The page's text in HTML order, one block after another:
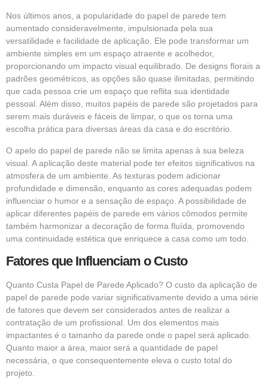
Nos últimos anos, a popularidade do papel de parede tem
aumentado consideravelmente, impulsionada pela sua
versatilidade e facilidade de aplicação. Ele pode transformar um
ambiente simples em um espaço atraente e acolhedor,
proporcionando um impacto visual equilibrado. De designs florais a
padrões geométricos, as opções são quase ilimitadas, permitindo
que cada pessoa crie um espaço que reflita sua identidade
pessoal. Além disso, muitos papéis de parede são projetados para
serem mais duráveis e fáceis de limpar, o que os torna uma
escolha prática para diversas áreas da casa e do escritório.
O apelo do papel de parede não se limita apenas à sua beleza
visual. A aplicação deste material pode ter efeitos significativos na
atmosfera de um ambiente. As texturas podem adicionar
profundidade e dimensão, enquanto as cores adequadas podem
influenciar o humor e a sensação de espaço. A possibilidade de
aplicar diferentes papéis de parede em vários cômodos permite
também harmonizar a decoração de forma fluída, promovendo
uma continuidade estética que enriquece a casa como um todo.
Fatores que Influenciam o Custo
Quanto Custa Papel de Parede Aplicado? O custo da aplicação de
papel de parede pode variar significativamente devido a uma série
de fatores que devem ser considerados antes de realizar a
contratação de um profissional. Um dos elementos mais
impactantes é o tamanho da parede onde o papel será aplicado.
Quanto maior a área, maior será a quantidade de papel
necessária, o que consequentemente eleva o custo total do
projeto.